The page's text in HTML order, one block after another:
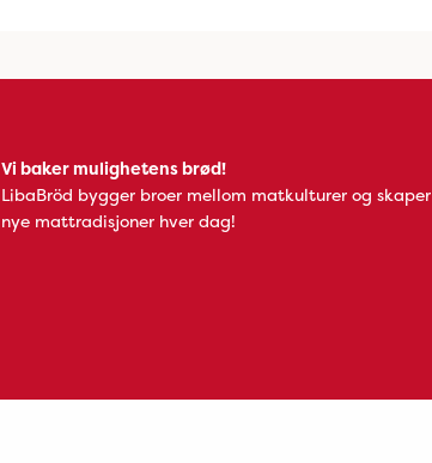
Vi baker mulighetens brød!
LibaBröd bygger broer mellom matkulturer og skaper
nye mattradisjoner hver dag!